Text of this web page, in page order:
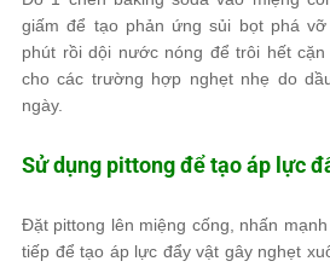
giấm để tạo phản ứng sủi bọt phá
phút rồi dội nước nóng để trôi hết
cho các trường hợp nghẹt nhẹ do
ngày.
Sử dụng pittong để tạo áp lực
Đặt pittong lên miệng cống, nhấn
tiếp để tạo áp lực đẩy vật gây nghẹt